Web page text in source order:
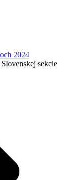
2024
sekcie